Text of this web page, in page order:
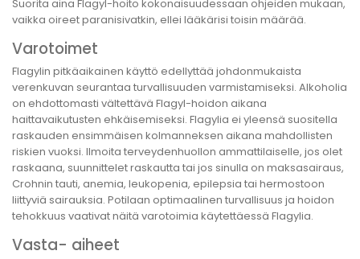
Suorita aina Flagyl-hoito kokonaisuudessaan ohjeiden mukaan,
vaikka oireet paranisivatkin, ellei lääkärisi toisin määrää.
Varotoimet
Flagylin pitkäaikainen käyttö edellyttää johdonmukaista
verenkuvan seurantaa turvallisuuden varmistamiseksi. Alkoholia
on ehdottomasti vältettävä Flagyl-hoidon aikana
haittavaikutusten ehkäisemiseksi. Flagylia ei yleensä suositella
raskauden ensimmäisen kolmanneksen aikana mahdollisten
riskien vuoksi. Ilmoita terveydenhuollon ammattilaiselle, jos olet
raskaana, suunnittelet raskautta tai jos sinulla on maksasairaus,
Crohnin tauti, anemia, leukopenia, epilepsia tai hermostoon
liittyviä sairauksia. Potilaan optimaalinen turvallisuus ja hoidon
tehokkuus vaativat näitä varotoimia käytettäessä Flagylia.
Vasta- aiheet